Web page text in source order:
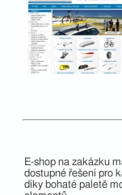
E-shop na zakázku
dostupné řešení pro
díky bohaté paletě